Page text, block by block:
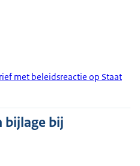
met beleidsreactie op Staat
bijlage bij